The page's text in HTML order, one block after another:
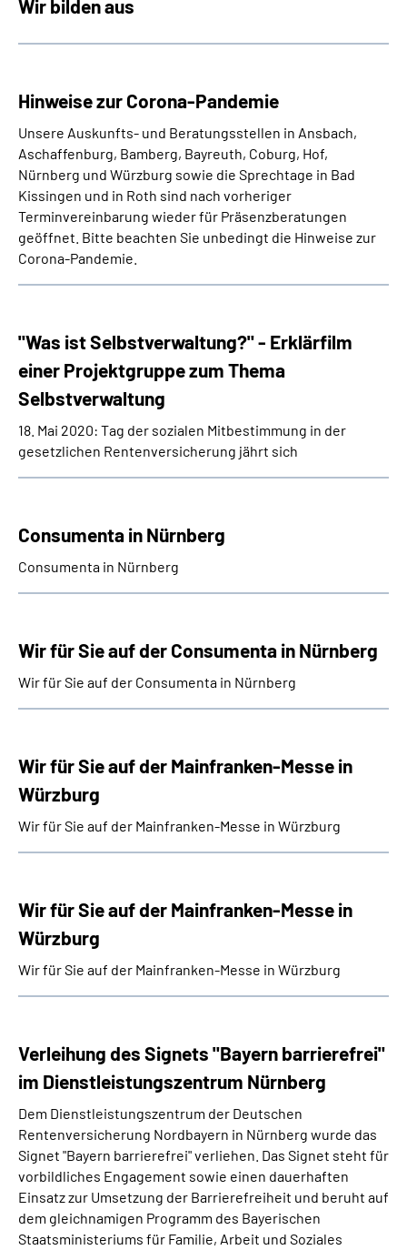
Wir bilden aus
Hinweise zur Corona-Pandemie
Unsere Auskunfts- und Beratungsstellen in Ansbach,
Aschaffenburg, Bamberg, Bayreuth, Coburg, Hof,
Nürnberg und Würzburg sowie die Sprechtage in Bad
Kissingen und in Roth sind nach vorheriger
Terminvereinbarung wieder für Präsenzberatungen
geöffnet. Bitte beachten Sie unbedingt die Hinweise zur
Corona-Pandemie.
"Was ist Selbstverwaltung?" - Erklärfilm
einer Projektgruppe zum Thema
Selbstverwaltung
18. Mai 2020: Tag der sozialen Mitbestimmung in der
gesetzlichen Rentenversicherung jährt sich
Consumenta in Nürnberg
Consumenta in Nürnberg
Wir für Sie auf der Consumenta in Nürnberg
Wir für Sie auf der Consumenta in Nürnberg
Wir für Sie auf der Mainfranken-Messe in
Würzburg
Wir für Sie auf der Mainfranken-Messe in Würzburg
Wir für Sie auf der Mainfranken-Messe in
Würzburg
Wir für Sie auf der Mainfranken-Messe in Würzburg
Verleihung des Signets "Bayern barrierefrei"
im Dienstleistungszentrum Nürnberg
Dem Dienstleistungszentrum der Deutschen
Rentenversicherung Nordbayern in Nürnberg wurde das
Signet "Bayern barrierefrei" verliehen. Das Signet steht für
vorbildliches Engagement sowie einen dauerhaften
Einsatz zur Umsetzung der Barrierefreiheit und beruht auf
dem gleichnamigen Programm des Bayerischen
Staatsministeriums für Familie, Arbeit und Soziales